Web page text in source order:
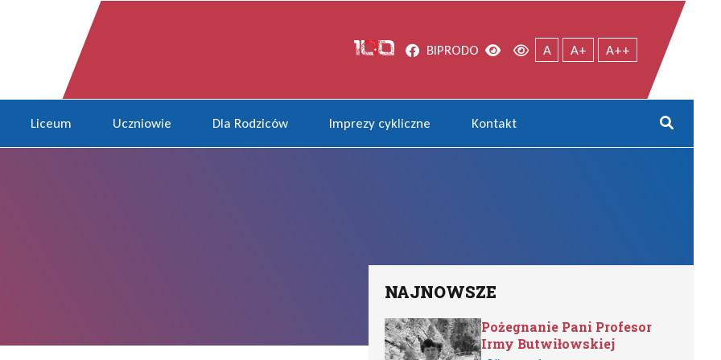
Facebook
BIPRODO Wersja kontrastowa
Wersja domyślna
A A+ A++
Liceum Uczniowie Dla Rodziców Imprezy cykliczne Kontakt
NAJNOWSZE
Pożegnanie Pani Profesor
Irmy Butwiłowskiej